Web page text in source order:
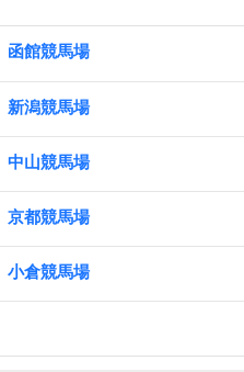
函館競馬場
新潟競馬場
中山競馬場
京都競馬場
小倉競馬場